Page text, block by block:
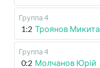
Группа 4
1:2 Троянов Микита
Группа 4
0:2 Молчанов Юрій